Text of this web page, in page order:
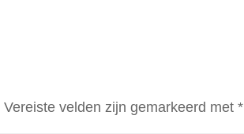
Vereiste velden zijn gemarkeerd met*